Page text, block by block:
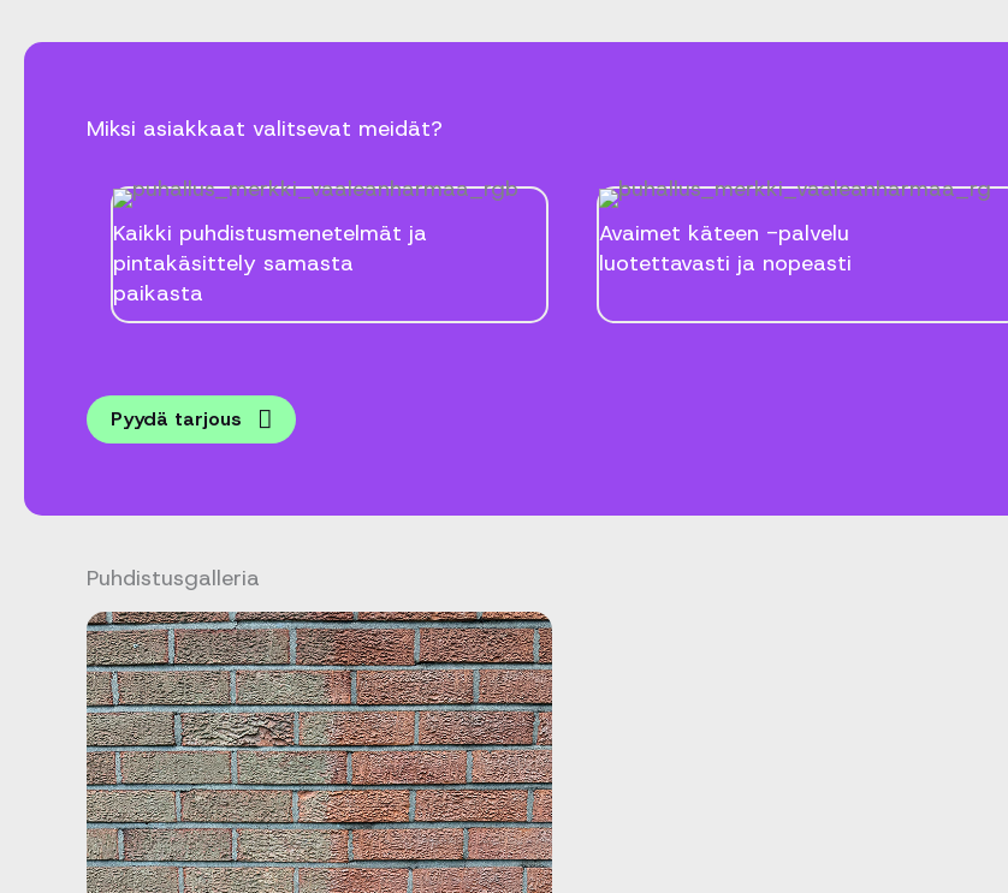
Miksi asiakkaat valitsevat meidät?
Kaikki puhdistusmenetelmät ja
pintakäsittely samasta
paikasta
Avaimet käteen -palvelu
luotettavasti ja nopeasti
Pyydä tarjous
Puhdistusgalleria